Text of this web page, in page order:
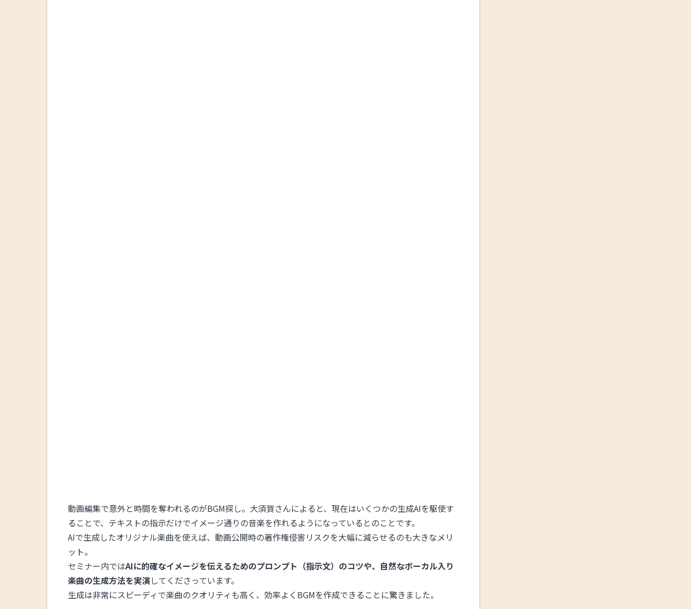
動画編集で意外と時間を奪われるのがBGM探し。大須賀さんによると、現在はいくつかの生成AIを駆使す
ることで、テキストの指示だけでイメージ通りの音楽を作れるようになっているとのことです。
AIで生成したオリジナル楽曲を使えば、動画公開時の著作権侵害リスクを大幅に減らせるのも大きなメリ
ット。
セミナー内ではAIに的確なイメージを伝えるためのプロンプト（指示文）のコツや、自然なボーカル入り
楽曲の生成方法を実演してくださっています。
生成は非常にスピーディで楽曲のクオリティも高く、効率よくBGMを作成できることに驚きました。